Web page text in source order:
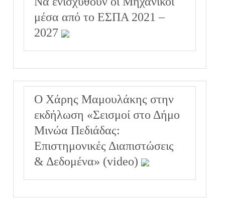
μέσα από το ΕΣΠΑ 2021 –
2027
Ο Χάρης Μαμουλάκης στην
εκδήλωση «Σεισμοί στο Δήμο
Μινώα Πεδιάδας:
Επιστημονικές Διαπιστώσεις
& Δεδομένα» (video)